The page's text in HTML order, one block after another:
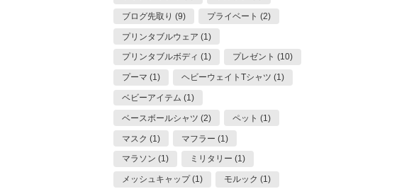
ブログ先取り (9) プライベート (2)
プリンタブルウェア (1)
プリンタブルボディ (1) プレゼント (10)
プーマ (1) ヘビーウェイトTシャツ (1)
ベビーアイテム (1)
ベースボールシャツ (2) ペット (1)
マスク (1) マフラー (1)
マラソン (1) ミリタリー (1)
メッシュキャップ (1) モルック (1)